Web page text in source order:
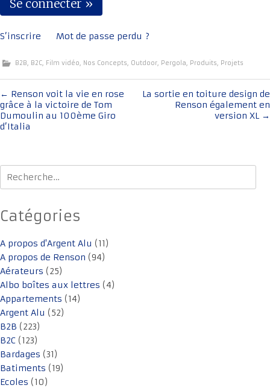
S’inscrire Mot de passe perdu ?
B2B, B2C, Film vidéo, Nos Concepts, Outdoor, Pergola, Produits, Projets
Navigation
de
l'article
← Renson voit la vie en rose
grâce à la victoire de Tom
Dumoulin au 100ème Giro
d’Italia
La sortie en toiture design de
Renson également en
version XL →
Rechercher :
Catégories
A propos d'Argent Alu (11)
A propos de Renson (94)
Aérateurs (25)
Albo boîtes aux lettres (4)
Appartements (14)
Argent Alu (52)
B2B (223)
B2C (123)
Bardages (31)
Batiments (19)
Ecoles (10)